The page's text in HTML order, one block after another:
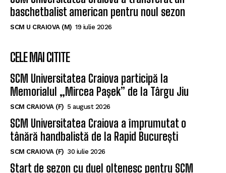
baschetbalist american pentru noul sezon
SCM U CRAIOVA (M) 19 iulie 2026
CELE MAI CITITE
SCM Universitatea Craiova participă la
Memorialul „Mircea Pașek” de la Târgu Jiu
SCM CRAIOVA (F) 5 august 2026
SCM Universitatea Craiova a împrumutat o
tânără handbalistă de la Rapid București
SCM CRAIOVA (F) 30 iulie 2026
Start de sezon cu duel oltenesc pentru SCM